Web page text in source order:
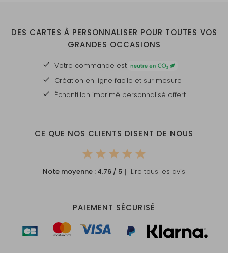
DES CARTES À PERSONNALISER POUR TOUTES VOS
GRANDES OCCASIONS
Votre commande est
Création en ligne facile et sur mesure
Échantillon imprimé personnalisé offert
CE QUE NOS CLIENTS DISENT DE NOUS
Note moyenne : 4.76 / 5 ｜ Lire tous les avis
PAIEMENT SÉCURISÉ